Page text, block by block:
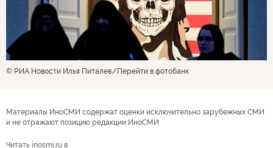
© РИА Новости Илья Питалев Перейти в фотобанк
Материалы ИноСМИ содержат оценки исключительно зарубежных СМИ
и не отражают позицию редакции ИноСМИ
Читать inosmi.ru в